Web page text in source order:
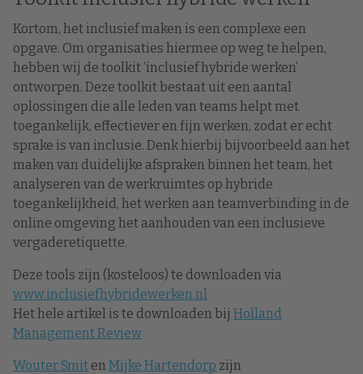
Kortom, het inclusief maken is een complexe een
opgave. Om organisaties hiermee op weg te helpen,
hebben wij de toolkit ‘inclusief hybride werken’
ontworpen. Deze toolkit bestaat uit een aantal
oplossingen die alle leden van teams helpt met
toegankelijk, effectiever en fijn werken, zodat er echt
sprake is van inclusie. Denk hierbij bijvoorbeeld aan het
maken van duidelijke afspraken binnen het team, het
analyseren van de werkruimtes op hybride
toegankelijkheid, het werken aan teamverbinding in de
online omgeving het aanhouden van een inclusieve
vergaderetiquette.
Deze tools zijn (kosteloos) te downloaden via
www.inclusiefhybridewerken.nl
Het hele artikel is te downloaden bij Holland
Management Review
Wouter Smit en Mijke Hartendorp zijn